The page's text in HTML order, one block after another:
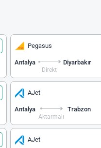
Pegasus
Antalya
Direkt
Diyarbakır
AJet
Antalya
Aktarmalı
Trabzon
AJet